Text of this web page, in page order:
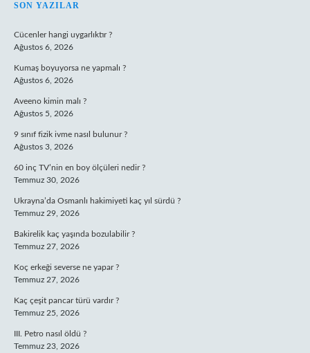
SIDEBAR
SON YAZILAR
Cücenler hangi uygarlıktır ?
Ağustos 6, 2026
Kumaş boyuyorsa ne yapmalı ?
Ağustos 6, 2026
Aveeno kimin malı ?
Ağustos 5, 2026
9 sınıf fizik ivme nasıl bulunur ?
Ağustos 3, 2026
60 inç TV’nin en boy ölçüleri nedir ?
Temmuz 30, 2026
Ukrayna’da Osmanlı hakimiyeti kaç yıl sürdü ?
Temmuz 29, 2026
Bakirelik kaç yaşında bozulabilir ?
Temmuz 27, 2026
Koç erkeği severse ne yapar ?
Temmuz 27, 2026
Kaç çeşit pancar türü vardır ?
Temmuz 25, 2026
III. Petro nasıl öldü ?
Temmuz 23, 2026